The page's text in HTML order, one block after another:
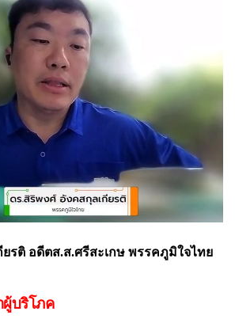
ยรติ อดีตส.ส.ศรีสะเกษ พรรคภูมิใจไทย
ผู้บริโภค